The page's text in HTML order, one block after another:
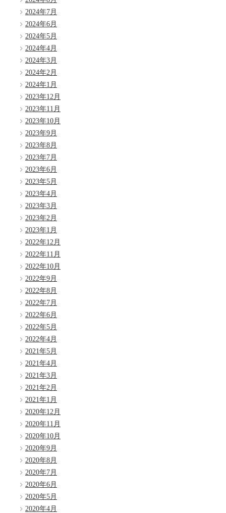
2024年7月
2024年6月
2024年5月
2024年4月
2024年3月
2024年2月
2024年1月
2023年12月
2023年11月
2023年10月
2023年9月
2023年8月
2023年7月
2023年6月
2023年5月
2023年4月
2023年3月
2023年2月
2023年1月
2022年12月
2022年11月
2022年10月
2022年9月
2022年8月
2022年7月
2022年6月
2022年5月
2022年4月
2021年5月
2021年4月
2021年3月
2021年2月
2021年1月
2020年12月
2020年11月
2020年10月
2020年9月
2020年8月
2020年7月
2020年6月
2020年5月
2020年4月